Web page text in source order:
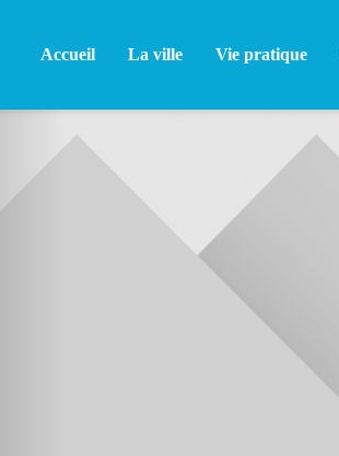
Accueil La ville Vie pratique